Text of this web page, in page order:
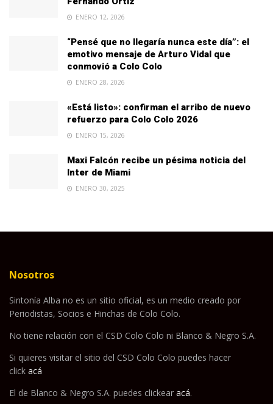
ENERO 12, 2026
“Pensé que no llegaría nunca este día”: el
emotivo mensaje de Arturo Vidal que
conmovió a Colo Colo
ENERO 28, 2026
«Está listo»: confirman el arribo de nuevo
refuerzo para Colo Colo 2026
ENERO 15, 2026
Maxi Falcón recibe un pésima noticia del
Inter de Miami
ENERO 30, 2025
Nosotros
Sintonía Alba no es un sitio oficial, es un medio creado por
Periodistas, Socios e Hinchas de Colo Colo.
No tiene relación con el CSD Colo Colo ni Blanco & Negro S.A.
Si quieres visitar el sitio del CSD Colo Colo puedes hacer
click acá
El de Blanco & Negro S.A. puedes clickear acá.